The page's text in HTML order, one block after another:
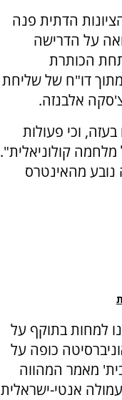
הדתית פנה
על הדרישה
הכותרת
דו"ח של שליחת
אלבנזה.
וכי פעולות
מלחמה קולוניאלית".
נובע מהאינטרס
למחות בתוקף על
כופה על
מאמר המהווה
אנטי-ישראלית